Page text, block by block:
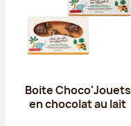
Boite Choco'Jouets
en chocolat au lait